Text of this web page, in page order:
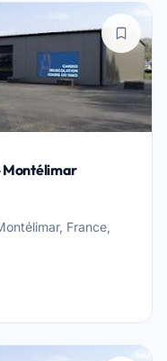
Montélimar
France,